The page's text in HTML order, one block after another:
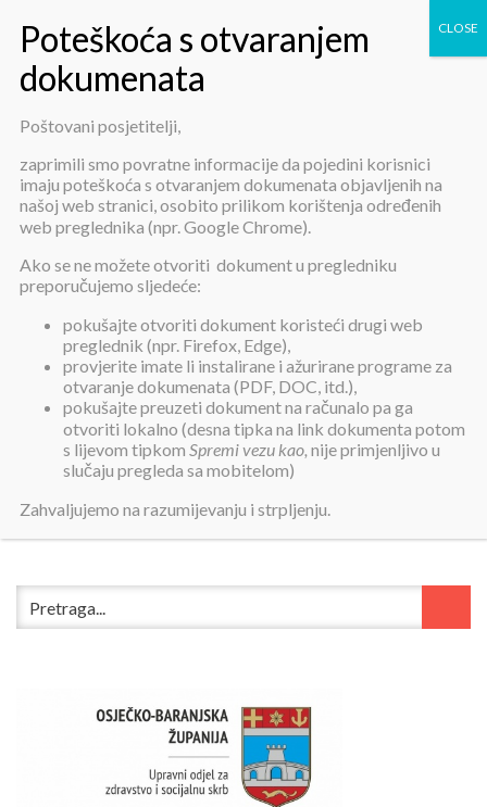
Natječaj za Kruh 2013
Natječaj za Kruh 2013
Objavljeno:3. srpnja 2013.
Dokumentacija
Prijedlog ugovora
Poštovani posjetitelji,
zaprimili smo povratne informacije da pojedini korisnici
imaju poteškoća s otvaranjem dokumenata objavljenih na
našoj web stranici, osobito prilikom korištenja određenih
web preglednika (npr. Google Chrome).
Ako se ne možete otvoriti dokument u pregledniku
preporučujemo sljedeće:
pokušajte otvoriti dokument koristeći drugi web
preglednik (npr. Firefox, Edge),
provjerite imate li instalirane i ažurirane programe za
otvaranje dokumenata (PDF, DOC, itd.),
pokušajte preuzeti dokument na računalo pa ga
otvoriti lokalno (desna tipka na link dokumenta potom
s lijevom tipkom Spremi vezu kao, nije primjenljivo u
slučaju pregleda sa mobitelom)
Zahvaljujemo na razumijevanju i strpljenju.